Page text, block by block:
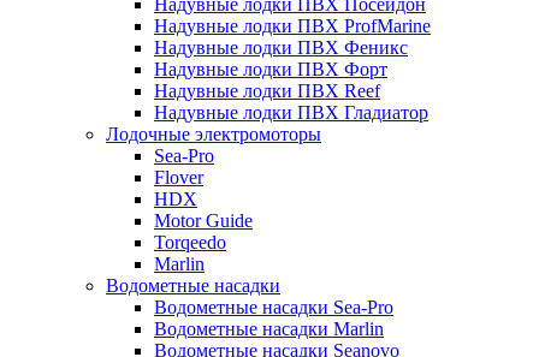
Надувные лодки ПВХ Посейдон
Надувные лодки ПВХ ProfMarine
Надувные лодки ПВХ Феникс
Надувные лодки ПВХ Форт
Надувные лодки ПВХ Reef
Надувные лодки ПВХ Гладиатор
Лодочные электромоторы
Sea-Pro
Flover
HDX
Motor Guide
Torqeedo
Marlin
Водометные насадки
Водометные насадки Sea-Pro
Водометные насадки Marlin
Водометные насадки Seanovo